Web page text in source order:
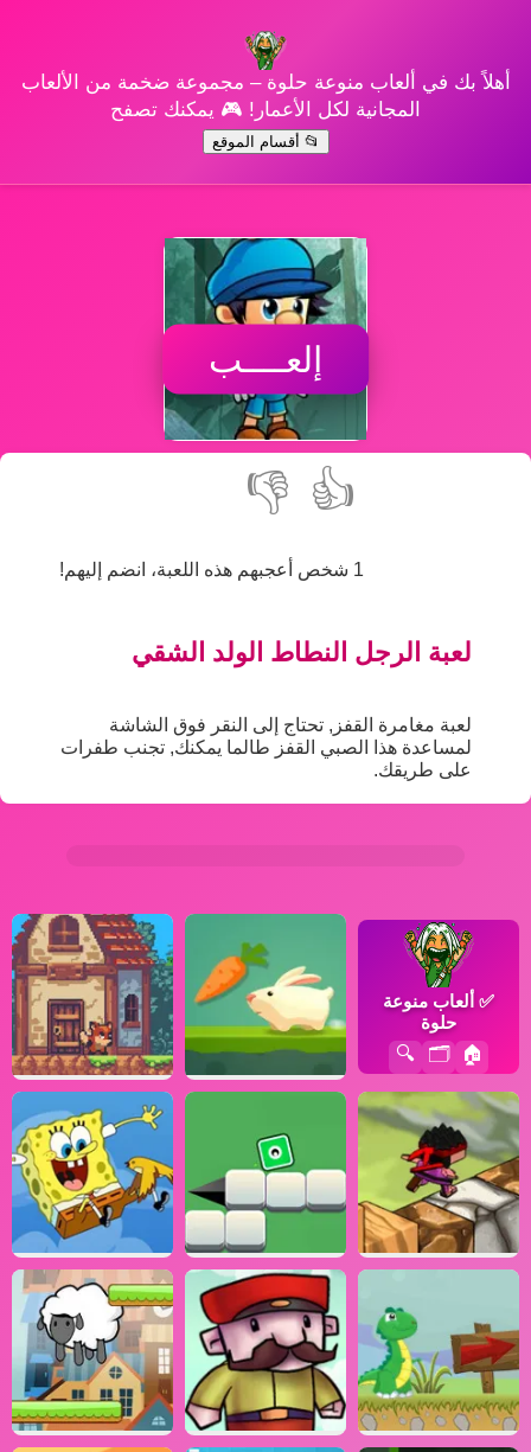
أهلاً بك في ألعاب منوعة حلوة – مجموعة ضخمة من الألعاب
المجانية لكل الأعمار! 🎮 يمكنك تصفح
📂 أقسام الموقع
إلعــــب
👍
👎
1 شخص أعجبهم هذه اللعبة، انضم إليهم!
لعبة الرجل النطاط الولد الشقي
لعبة مغامرة القفز, تحتاج إلى النقر فوق الشاشة
لمساعدة هذا الصبي القفز طالما يمكنك, تجنب طفرات
على طريقك.
✅ ألعاب منوعة
حلوة
🏠
🗂️
🔍